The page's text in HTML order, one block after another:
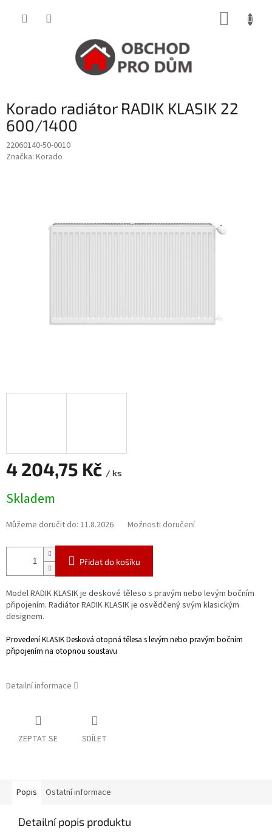
Korado radiátor RADIK KLASIK 22
600/1400
22060140-50-0010
Značka: Korado
4 204,75 Kč / ks
cena:
Skladem
Můžeme doručit do: 11.8.2026 Možnosti doručení
Přidat do košíku
Model RADIK KLASIK je deskové těleso s pravým nebo levým bočním
připojením. Radiátor RADIK KLASIK je osvědčený svým klasickým
designem.
Provedení KLASIKDesková otopná tělesa s levým nebo pravým bočním
připojením na otopnou soustavu
Detailní informace
ZEPTAT SE SDÍLET
Popis Ostatní informace
Detailní popis produktu